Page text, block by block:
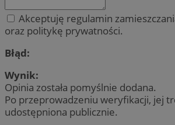
Akceptuję regulamin
oraz politykę prywatności.
Błąd:
Wynik:
Opinia została pomyślnie dodana.
Po przeprowadzeniu weryfikacji, jej
udostępniona publicznie.